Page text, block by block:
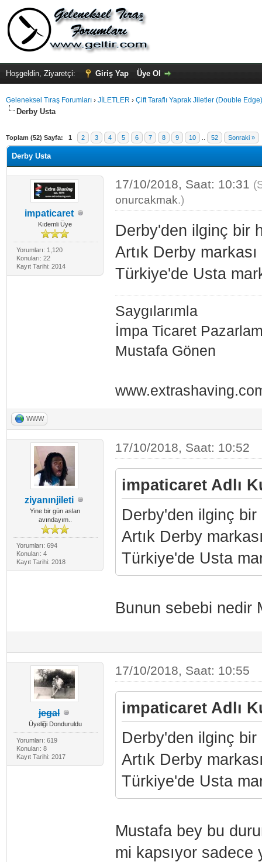
Hoşgeldin, Ziyaretçi: Giriş Yap Üye Ol
Geleneksel Tıraş Forumları › JİLETLER › Çift Taraflı Yaprak Jiletler (Double Edge)
Derby Usta
Toplam (52) Sayfa: 1 2 3 4 5 6 7 8 9 10 52 Sonraki »
Derby Usta
impaticaret
Kıdemli Üye
Yorumları: 1,120
Konuları: 22
Kayıt Tarihi: 2014
17/10/2018, Saat: 10:31
onurcakmak.)
Derby'den ilginç bir
Artık Derby
Türkiye'de Usta
Saygılarımla
İmpa Ticaret
Mustafa Gönen
WWW
ziyanınjileti
Yine bir gün aslan
avındayım..
Yorumları: 694
Konuları: 4
Kayıt Tarihi: 2018
17/10/2018, Saat: 10:52
impaticaret Adlı
Derby'den ilginç bir
Artık Derby
Türkiye'de Usta
Bunun sebebi nedir
jegal
Üyeliği Donduruldu
Yorumları: 619
Konuları: 8
Kayıt Tarihi: 2017
17/10/2018, Saat: 10:55
impaticaret Adlı
Derby'den ilginç bir
Artık Derby
Türkiye'de Usta
Mustafa bey bu
mi kapsıyor sadece